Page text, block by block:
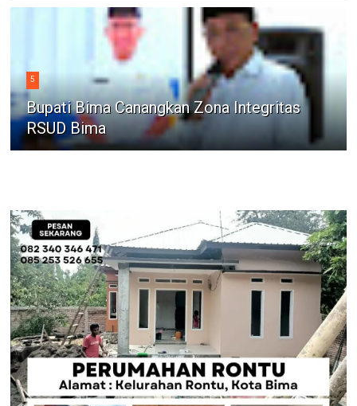
5
Bupati Bima Canangkan Zona Integritas
RSUD Bima